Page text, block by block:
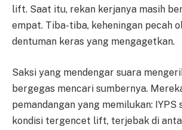
lift. Saat itu, rekan kerjanya masih
empat. Tiba-tiba, keheningan pecah
dentuman keras yang mengagetkan.
Saksi yang mendengar suara
bergegas mencari sumbernya.
pemandangan yang memilukan: IYPS
kondisi tergencet lift, terjebak di